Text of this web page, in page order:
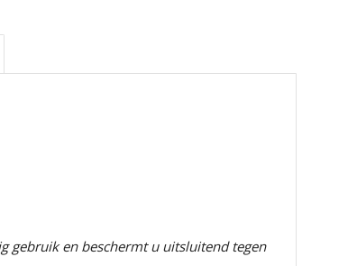
gebruik en beschermt u uitsluitend tegen